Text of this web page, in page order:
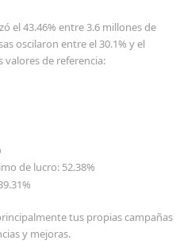
el 43.46% entre 3.6 millones de
oscilaron entre el 30.1% y el
valores de referencia:
de lucro: 52.38%
tus propias campañas
y mejoras.